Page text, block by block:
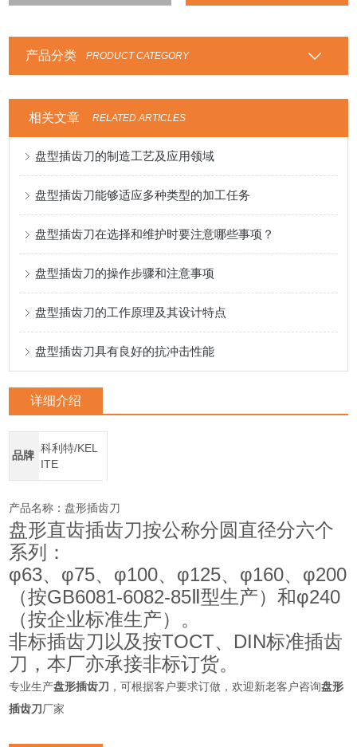
产品分类 PRODUCT CATEGORY
相关文章 RELATED ARTICLES
盘型插齿刀的制造工艺及应用领域
盘型插齿刀能够适应多种类型的加工任务
盘型插齿刀在选择和维护时要注意哪些事项？
盘型插齿刀的操作步骤和注意事项
盘型插齿刀的工作原理及其设计特点
盘型插齿刀具有良好的抗冲击性能
详细介绍
品牌
科利特/KEL
ITE
产品名称：盘形插齿刀
盘形直齿插齿刀按公称分圆直径分六个
系列：
φ63、φ75、φ100、φ125、φ160、φ200
（按GB6081-6082-85Ⅱ型生产）和φ240
（按企业标准生产）。
非标插齿刀以及按TOCT、DIN标准插齿
刀，本厂亦承接非标订货。
专业生产盘形插齿刀 ，可根据客户要求订做，欢迎新老客户咨询盘形
插齿刀厂家